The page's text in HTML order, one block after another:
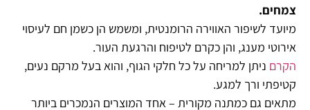
צמחים.
מיועד לשיפור האווירה הרומנטית, ומשמש הן כשמן חם לעיסוי
אירוטי מענג, והן כקרם לטיפוח והרגעת העור.
הקרם ניתן למריחה על כל חלקי הגוף, והוא בעל מרקם נעים,
קטיפתי ורך למגע.
מתאים גם כמתנה מקורית – אחד המוצרים הנמכרים ביותר